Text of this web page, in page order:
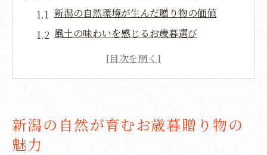
新潟の自然環境が生んだ贈り物の価値
風土の味わいを感じるお歳暮選び
地元の特産品が持つ魅力を再発見
心温まる新潟のお歳暮選びで感謝を伝える
新潟の自然が育むお歳暮贈り物の
魅力